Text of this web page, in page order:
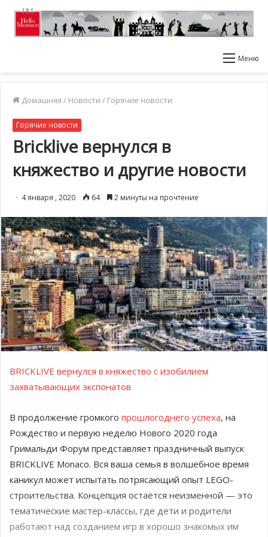
Меню
Домашняя / Новости / Горячие новости
Горячие новости
Bricklive вернулся в
княжество и другие новости
4 января , 2020 64 2 минуты на прочтение
BRICKLIVE вернулся в княжество с изобилием
захватывающих экспонатов
В продолжение громкого прошлогоднего успеха, на
Рождество и первую неделю Нового 2020 года
Гримальди Форум представляет праздничный выпуск
BRICKLIVE Monaco. Вся ваша семья в волшебное время
каникул может испытать потрясающий опыт LEGO-
строительства. Концепция остаётся неизменной — это
тематические мастер-классы, где дети и родители
работают над созданием игр в хорошо знакомых им